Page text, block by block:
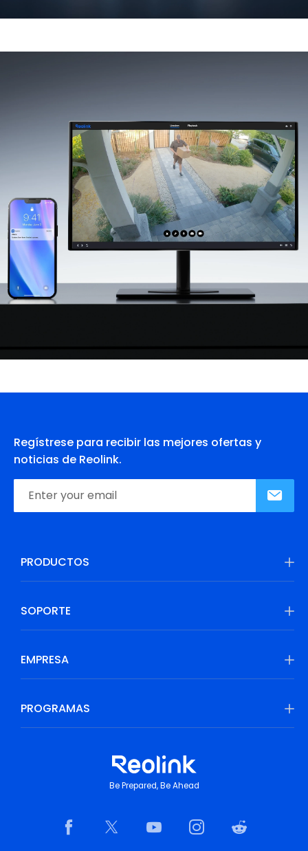
Regístrese para recibir las mejores ofertas y
noticias de Reolink.
PRODUCTOS
SOPORTE
EMPRESA
PROGRAMAS
Be Prepared, Be Ahead